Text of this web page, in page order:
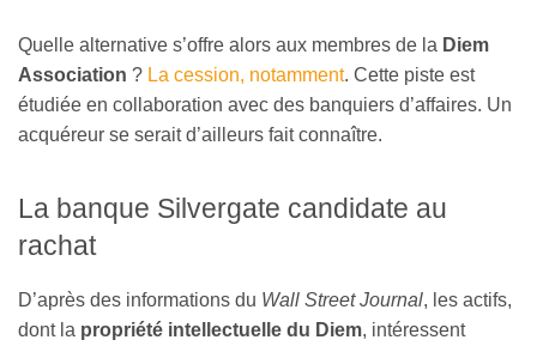
Quelle alternative s’offre alors aux membres de la Diem
Association ? La cession, notamment. Cette piste est
étudiée en collaboration avec des banquiers d’affaires. Un
acquéreur se serait d’ailleurs fait connaître.
La banque Silvergate candidate au
rachat
D’après des informations du Wall Street Journal, les actifs,
dont la propriété intellectuelle du Diem, intéressent